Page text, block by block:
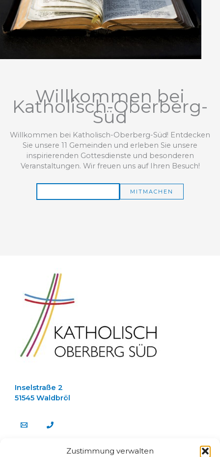
Zustimmung verwalten
Willkommen bei
Katholisch-Oberberg-
Süd
Willkommen bei Katholisch-Oberberg-Süd! Entdecken
Sie unsere 11 Gemeinden und erleben Sie unsere
inspirierenden Gottesdienste und besonderen
Veranstaltungen. Wir freuen uns auf Ihren Besuch!
MITMACHEN
Inselstraße 2
51545 Waldbröl